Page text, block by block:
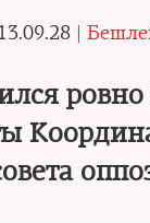
|
ровно